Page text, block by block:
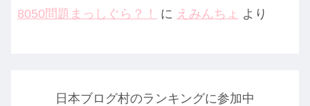
8050問題まっしぐら？！ に えみんちょ より
日本ブログ村のランキングに参加中